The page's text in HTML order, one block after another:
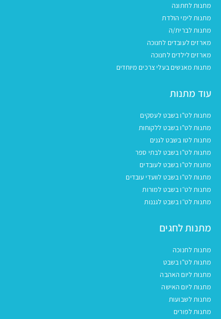
מתנות לחתונה
מתנות לימי הולדת
מתנות לברית/ה
מארזים לעובדים לחנוכה
מארזים לילדים לחנוכה
מתנות מאנשים בעלי צרכים מיוחדים
עוד מתנות
מתנות לט"ו בשבט לעסקים
מתנות לט"ו בשבט ללקוחות
מתנות לטו בשבט לגנים
מתנות לט"ו בשבט לבתי ספר
מתנות לט"ו בשבט לעובדים
מתנות לט"ו בשבט לוועדי עובדים
מתנות לט״ו בשבט למורות
מתנות לט״ו בשבט לגננות
מתנות לחגים
מתנות לחנוכה
מתנות לט"ו בשבט
מתנות ליום האהבה
מתנות ליום האישה
מתנות לשבועות
מתנות לפורים